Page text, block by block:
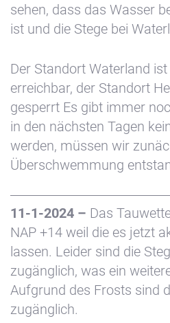
sehen, dass das Wasser
ist und die Stege bei
Der Standort Waterland
erreichbar, der Standort
gesperrt Es gibt immer
in den nächsten Tagen
werden, müssen wir
Überschwemmung
11-1-2024 – Das
NAP +14 weil die es jetzt
lassen. Leider sind die
zugänglich, was ein
Aufgrund des Frosts sind
zugänglich.